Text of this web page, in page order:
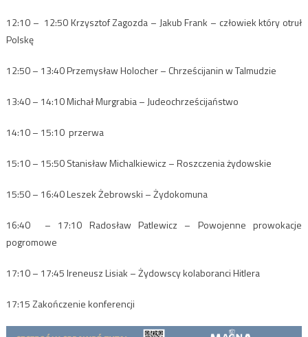
12:10 – 12:50 Krzysztof Zagozda – Jakub Frank – człowiek który otruł
Polskę
12:50 – 13:40 Przemysław Holocher – Chrześcijanin w Talmudzie
13:40 – 14:10 Michał Murgrabia – Judeochrześcijaństwo
14:10 – 15:10 przerwa
15:10 – 15:50 Stanisław Michalkiewicz – Roszczenia żydowskie
15:50 – 16:40 Leszek Żebrowski – Żydokomuna
16:40 – 17:10 Radosław Patlewicz – Powojenne prowokacje
pogromowe
17:10 – 17:45 Ireneusz Lisiak – Żydowscy kolaboranci Hitlera
17:15 Zakończenie konferencji